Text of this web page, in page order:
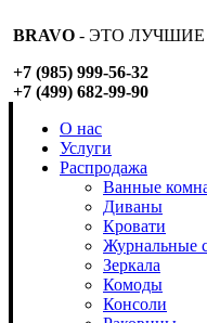
BRAVO - ЭТО
+7 (985) 999-56-32
+7 (499) 682-99-90
О нас
Услуги
Распродажа
Ванные
Диваны
Кровати
Журнальные
Зеркала
Комоды
Консоли